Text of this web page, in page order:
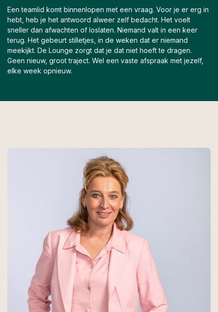
Een teamlid komt binnenlopen met een vraag. Voor je er erg in
hebt, heb je het antwoord alweer zelf bedacht. Het voelt
sneller dan afwachten of loslaten. Niemand valt in een keer
terug. Het gebeurt stilletjes, in de weken dat er niemand
meekijkt. De Lounge zorgt dat je dat niet hoeft te dragen.
Geen nieuw, groot traject. Wel een vaste afspraak met jezelf,
elke week opnieuw.